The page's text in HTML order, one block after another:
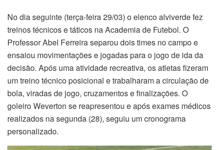
No dia seguinte (terça-feira 29/03) o elenco alviverde fez
treinos técnicos e táticos na Academia de Futebol. O
Professor Abel Ferreira separou dois times no campo e
ensaiou movimentações e jogadas para o jogo de ida da
decisão. Após uma atividade recreativa, os atletas fizeram
um treino técnico posicional e trabalharam a circulação de
bola, viradas de jogo, cruzamentos e finalizações. O
goleiro Weverton se reapresentou e após exames médicos
realizados na segunda (28), seguiu um cronograma
personalizado.